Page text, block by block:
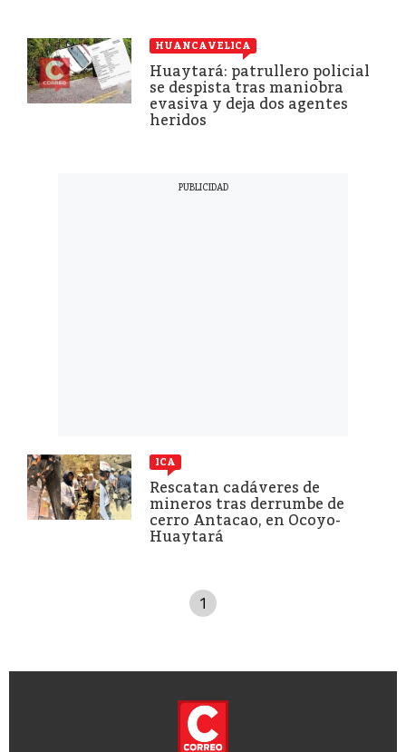
HUANCAVELICA
Huaytará: patrullero policial
se despista tras maniobra
evasiva y deja dos agentes
heridos
ICA
Rescatan cadáveres de
mineros tras derrumbe de
cerro Antacao, en Ocoyo-
Huaytará
1